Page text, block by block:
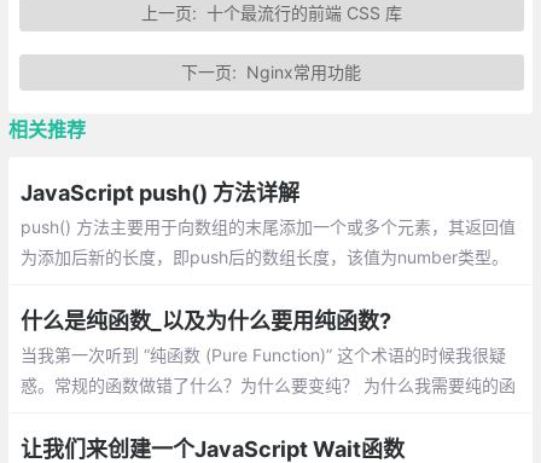
上一页: 十个最流行的前端 CSS 库
下一页: Nginx常用功能
相关推荐
JavaScript push() 方法详解
push() 方法主要用于向数组的末尾添加一个或多个元素，其返回值
为添加后新的长度，即push后的数组长度，该值为number类型。
上、在对象使用push
什么是纯函数_以及为什么要用纯函数?
当我第一次听到 “纯函数 (Pure Function)” 这个术语的时候我很疑
惑。常规的函数做错了什么？为什么要变纯？ 为什么我需要纯的函
让我们来创建一个JavaScript Wait函数